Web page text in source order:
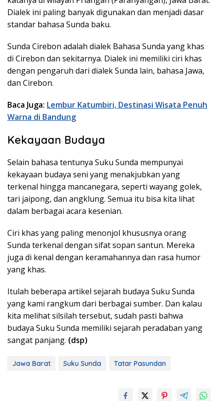
Dialek ini paling banyak digunakan dan menjadi dasar
standar bahasa Sunda baku.
Sunda Cirebon adalah dialek Bahasa Sunda yang khas
di Cirebon dan sekitarnya. Dialek ini memiliki ciri khas
dengan pengaruh dari dialek Sunda lain, bahasa Jawa,
dan Cirebon.
Baca Juga: Lembur Katumbiri, Destinasi Wisata Penuh
Warna di Bandung
Kekayaan Budaya
Selain bahasa tentunya Suku Sunda mempunyai
kekayaan budaya seni yang menakjubkan yang
terkenal hingga mancanegara, seperti wayang golek,
tari jaipong, dan angklung. Semua itu bisa kita lihat
dalam berbagai acara kesenian.
Ciri khas yang paling menonjol khususnya orang
Sunda terkenal dengan sifat sopan santun. Mereka
juga di kenal dengan keramahannya dan rasa humor
yang khas.
Itulah beberapa artikel sejarah budaya Suku Sunda
yang kami rangkum dari berbagai sumber. Dan kalau
kita melihat silsilah tersebut, sudah pasti bahwa
budaya Suku Sunda memiliki sejarah peradaban yang
sangat panjang. (dsp)
Jawa Barat Suku Sunda Tatar Pasundan